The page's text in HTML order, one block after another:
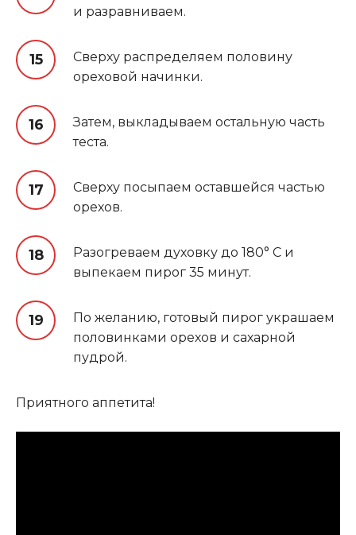
и разравниваем.
Сверху распределяем половину
ореховой начинки.
Затем, выкладываем остальную часть
теста.
Сверху посыпаем оставшейся частью
орехов.
Разогреваем духовку до 180° C и
выпекаем пирог 35 минут.
По желанию, готовый пирог украшаем
половинками орехов и сахарной
пудрой.
Приятного аппетита!